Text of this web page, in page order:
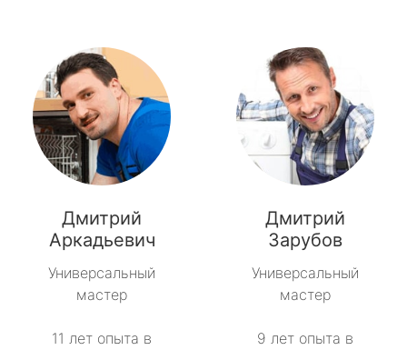
Дмитрий
Аркадьевич
Универсальный
мастер
11 лет опыта в
Дмитрий
Зарубов
Универсальный
мастер
9 лет опыта в